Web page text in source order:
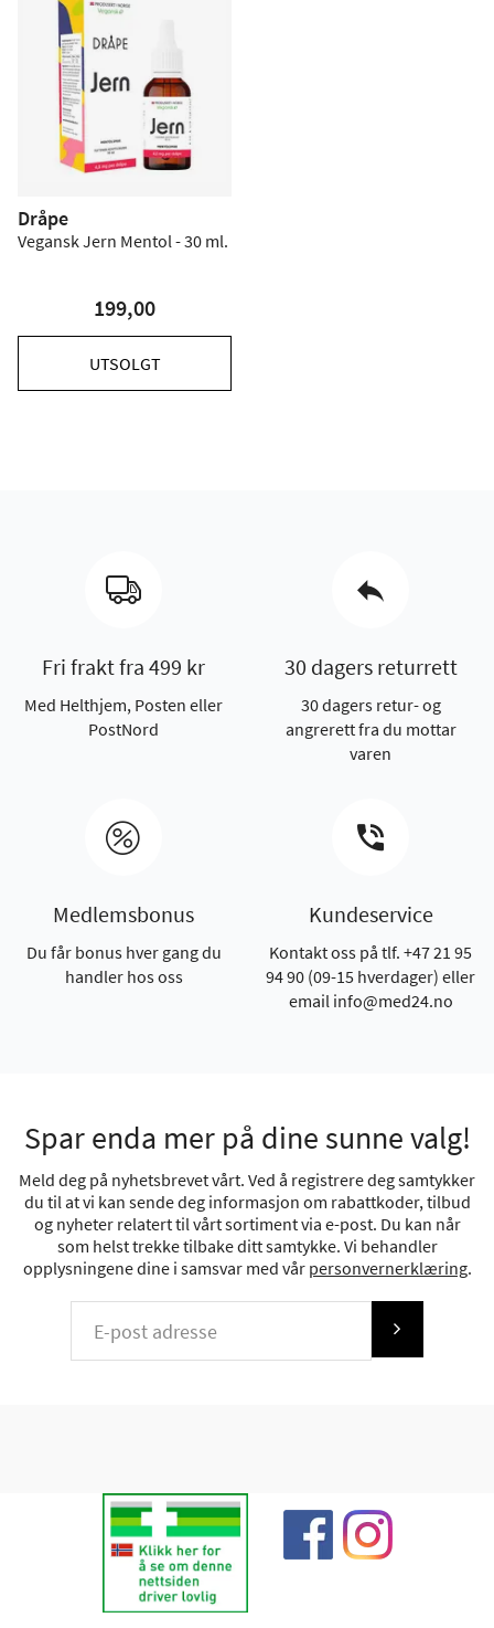
Dråpe
Vegansk Jern Mentol - 30 ml.
199,00
UTSOLGT
Fri frakt fra 499 kr
Med Helthjem, Posten eller
PostNord
30 dagers returrett
30 dagers retur- og
angrerett fra du mottar
varen
Medlemsbonus
Du får bonus hver gang du
handler hos oss
Kundeservice
Kontakt oss på tlf. +47 21 95
94 90 (09-15 hverdager) eller
email info@med24.no
Spar enda mer på dine sunne valg!
Meld deg på nyhetsbrevet vårt. Ved å registrere deg samtykker
du til at vi kan sende deg informasjon om rabattkoder, tilbud
og nyheter relatert til vårt sortiment via e-post. Du kan når
som helst trekke tilbake ditt samtykke. Vi behandler
opplysningene dine i samsvar med vår personvernerklæring.